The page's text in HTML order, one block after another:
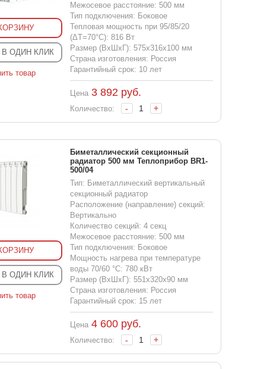
В ОДИН КЛИК
товар
Межосевое расстояние: 500 мм
Тип подключения: Боковое
Тепловая мощность при 95/85/20
(ΔT=70°C): 816 Вт
Размер (ВхШхГ): 575x316x100 мм
Страна изготовления: Россия
Гарантийный срок: 10 лет
Цена 3 892руб.
Количество: - +
В ОДИН КЛИК
товар
Биметаллический секционный
радиатор 500 мм Теплоприбор BR1-
500/04
Тип: Биметаллический вертикальный
секционный радиатор
Расположение (направление) секций:
Вертикально
Количество секций: 4 секц
Межосевое расстояние: 500 мм
Тип подключения: Боковое
Мощность нагрева при температуре
воды 70/60 °С: 780 кВт
Размер (ВхШхГ): 551x320x90 мм
Страна изготовления: Россия
Гарантийный срок: 15 лет
Цена 4 600руб.
Количество: - +